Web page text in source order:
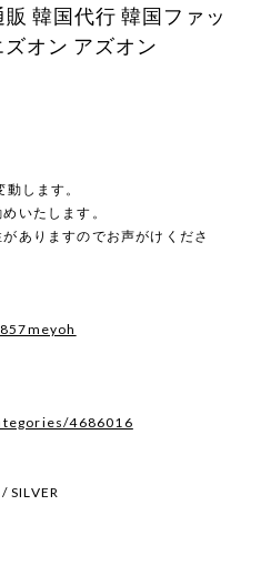
韓国代行 韓国ファッ
ズオン アズオン
します。
いたします。
ありますのでお声がけくださ
4686016
SILVER